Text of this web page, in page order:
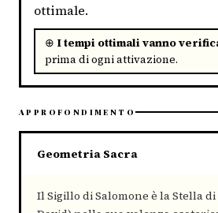
ottimale.
⊕ I tempi ottimali vanno
prima di ogni attivazione.
APPROFONDIMENTO
Geometria Sacra
Il Sigillo di Salomone è la Stella